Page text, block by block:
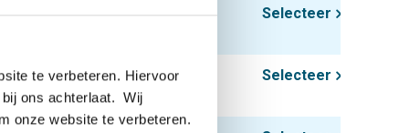
te verbeteren. Hiervoor
ons achterlaat. Wij
onze website te verbeteren.
12,80 Selecteer
16,00 Selecteer